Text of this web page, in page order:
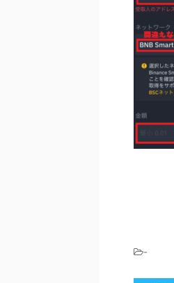
-